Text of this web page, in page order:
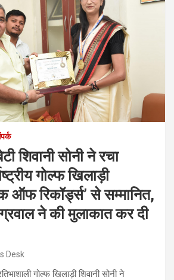
शिवानी सोनी ने रचा
गोल्फ खिलाड़ी
ऑफ रिकॉर्ड्स’ से सम्मानित,
ने की मुलाकात कर दी
Desk
गोल्फ खिलाड़ी शिवानी सोनी ने